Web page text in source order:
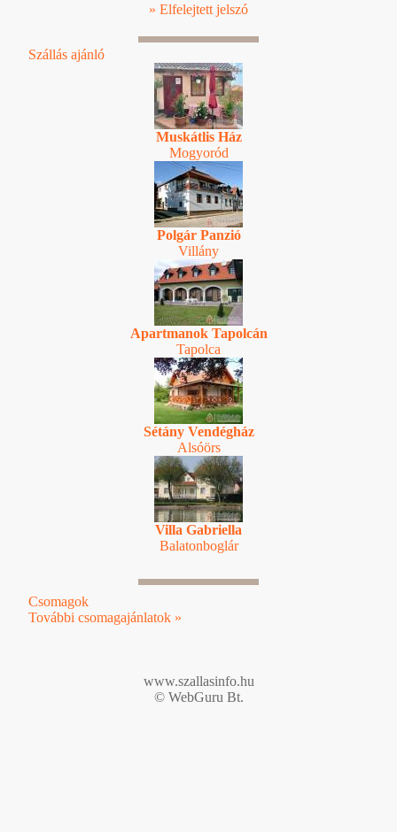
» Elfelejtett jelszó
Szállás ajánló
Muskátlis Ház
Mogyoród
Polgár Panzió
Villány
Apartmanok Tapolcán
Tapolca
Sétány Vendégház
Alsóörs
Villa Gabriella
Balatonboglár
Csomagok
További csomagajánlatok »
www.szallasinfo.hu
© WebGuru Bt.